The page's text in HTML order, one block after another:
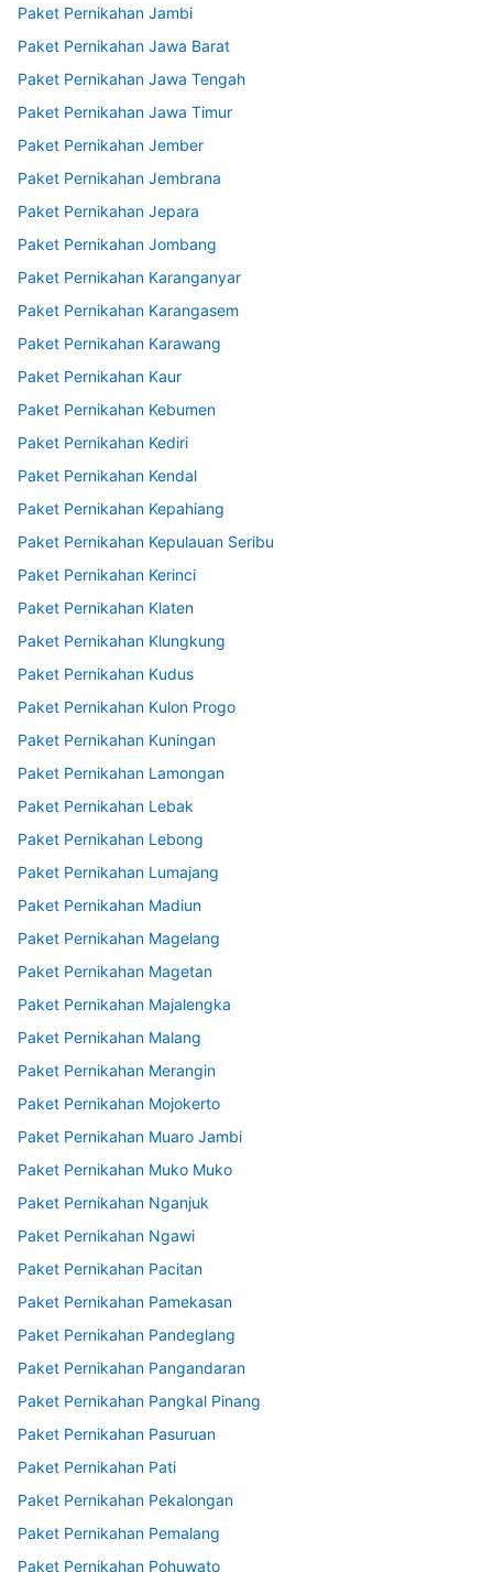
Paket Pernikahan Jambi
Paket Pernikahan Jawa Barat
Paket Pernikahan Jawa Tengah
Paket Pernikahan Jawa Timur
Paket Pernikahan Jember
Paket Pernikahan Jembrana
Paket Pernikahan Jepara
Paket Pernikahan Jombang
Paket Pernikahan Karanganyar
Paket Pernikahan Karangasem
Paket Pernikahan Karawang
Paket Pernikahan Kaur
Paket Pernikahan Kebumen
Paket Pernikahan Kediri
Paket Pernikahan Kendal
Paket Pernikahan Kepahiang
Paket Pernikahan Kepulauan Seribu
Paket Pernikahan Kerinci
Paket Pernikahan Klaten
Paket Pernikahan Klungkung
Paket Pernikahan Kudus
Paket Pernikahan Kulon Progo
Paket Pernikahan Kuningan
Paket Pernikahan Lamongan
Paket Pernikahan Lebak
Paket Pernikahan Lebong
Paket Pernikahan Lumajang
Paket Pernikahan Madiun
Paket Pernikahan Magelang
Paket Pernikahan Magetan
Paket Pernikahan Majalengka
Paket Pernikahan Malang
Paket Pernikahan Merangin
Paket Pernikahan Mojokerto
Paket Pernikahan Muaro Jambi
Paket Pernikahan Muko Muko
Paket Pernikahan Nganjuk
Paket Pernikahan Ngawi
Paket Pernikahan Pacitan
Paket Pernikahan Pamekasan
Paket Pernikahan Pandeglang
Paket Pernikahan Pangandaran
Paket Pernikahan Pangkal Pinang
Paket Pernikahan Pasuruan
Paket Pernikahan Pati
Paket Pernikahan Pekalongan
Paket Pernikahan Pemalang
Paket Pernikahan Pohuwato